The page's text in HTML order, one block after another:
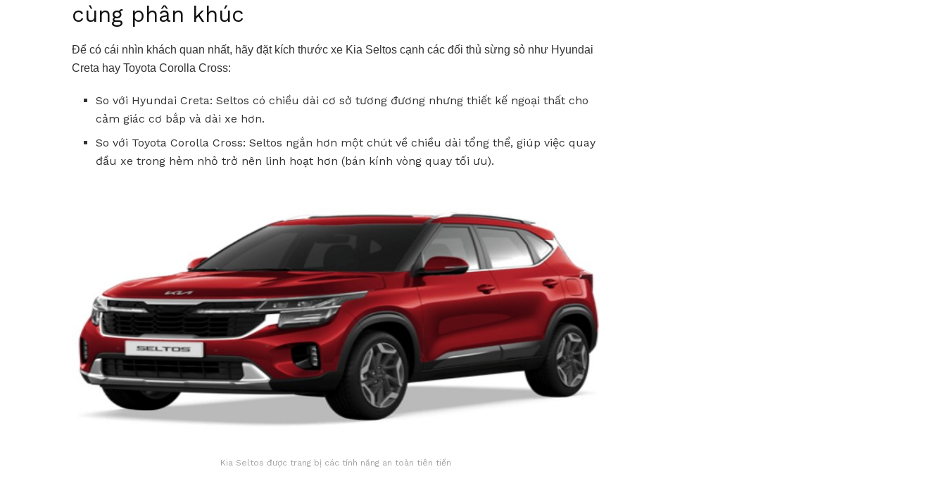
cùng phân khúc
Để có cái nhìn khách quan nhất, hãy đặt kích thước xe Kia Seltos cạnh các đối thủ sừng sỏ như Hyundai
Creta hay Toyota Corolla Cross:
So với Hyundai Creta: Seltos có chiều dài cơ sở tương đương nhưng thiết kế ngoại thất cho
cảm giác cơ bắp và dài xe hơn.
So với Toyota Corolla Cross: Seltos ngắn hơn một chút về chiều dài tổng thể, giúp việc quay
đầu xe trong hẻm nhỏ trở nên linh hoạt hơn (bán kính vòng quay tối ưu).
Kia Seltos được trang bị các tính năng an toàn tiên tiến